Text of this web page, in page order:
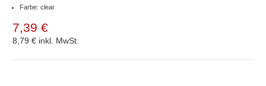
Farbe: clear
7,39 €
8,79 € inkl. MwSt.